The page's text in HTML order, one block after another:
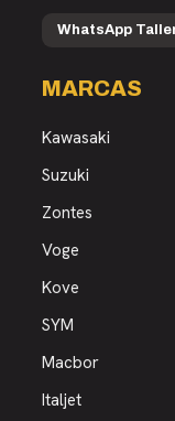
WhatsApp
MARCAS
Kawasaki
Suzuki
Zontes
Voge
Kove
SYM
Macbor
Italjet